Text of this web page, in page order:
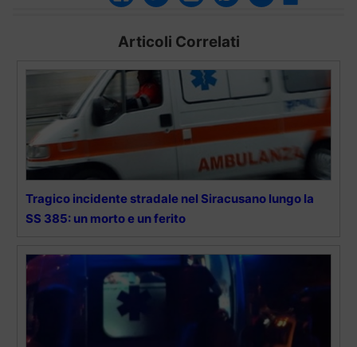
Articoli Correlati
Tragico incidente stradale nel Siracusano lungo la
SS 385: un morto e un ferito